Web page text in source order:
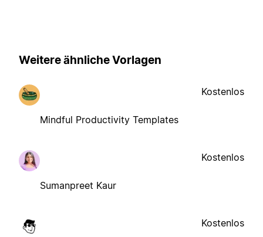
Weitere ähnliche Vorlagen
Mindful Productivity Templates
Kostenlos
Sumanpreet Kaur
Kostenlos
Kostenlos